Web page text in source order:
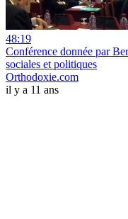
48:19
Conférence donnée par
sociales et politiques
Orthodoxie.com
il y a 11 ans